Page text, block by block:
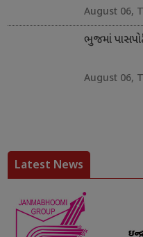
August 06,
ભુજમાં
August 06,
Latest News